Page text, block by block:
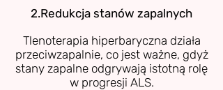
2.Redukcja stanów zapalnych
Tlenoterapia hiperbaryczna działa
przeciwzapalnie, co jest ważne, gdyż
stany zapalne odgrywają istotną rolę
w progresji ALS.